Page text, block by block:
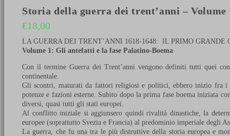
Storia della guerra dei trent’anni – Volume
€18,00
LA GUERRA DEI TRENT’ANNI 1618-1648: IL PRIMO GRANDE
Volume 1: Gli antefatti e la fase Palatino-Boema
Con il termine Guerra dei Trent’anni vengono definiti tutti quei
continentale.
Gli scontri, maturati da fattori religiosi e politici, ebbero inizio fra i
potenze e fazioni esterne. Subito dopo la prima fase boema iniziata
diversi, quasi tutti gli stati europei.
Al conflitto iniziale si aggiunsero quindi rivalità dinastiche, la
europee (soprattutto Svezia e Francia) al predominio imperiale degli
La guerra, che fu una tra le più distruttive della storia europea e